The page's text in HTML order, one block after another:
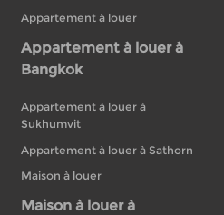
Appartement à louer
Appartement à louer à
Bangkok
Appartement à louer à
Sukhumvit
Appartement à louer à Sathorn
Maison à louer
Maison à louer à